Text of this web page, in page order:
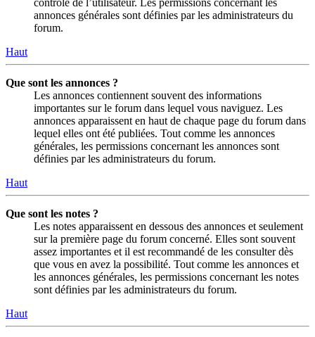
annonces générales sont définies par les administrateurs du
forum.
Haut
Que sont les annonces ?
Les annonces contiennent souvent des informations
importantes sur le forum dans lequel vous naviguez. Les
annonces apparaissent en haut de chaque page du forum dans
lequel elles ont été publiées. Tout comme les annonces
générales, les permissions concernant les annonces sont
définies par les administrateurs du forum.
Haut
Que sont les notes ?
Les notes apparaissent en dessous des annonces et seulement
sur la première page du forum concerné. Elles sont souvent
assez importantes et il est recommandé de les consulter dès
que vous en avez la possibilité. Tout comme les annonces et
les annonces générales, les permissions concernant les notes
sont définies par les administrateurs du forum.
Haut